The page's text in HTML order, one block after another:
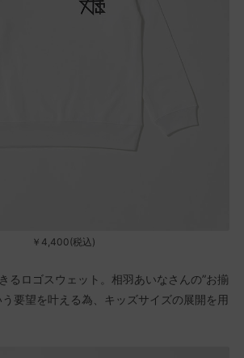
￥4,400(税込)
るロゴスウェット。相羽あいなさんの”お揃
要望を叶える為、キッズサイズの展開を用